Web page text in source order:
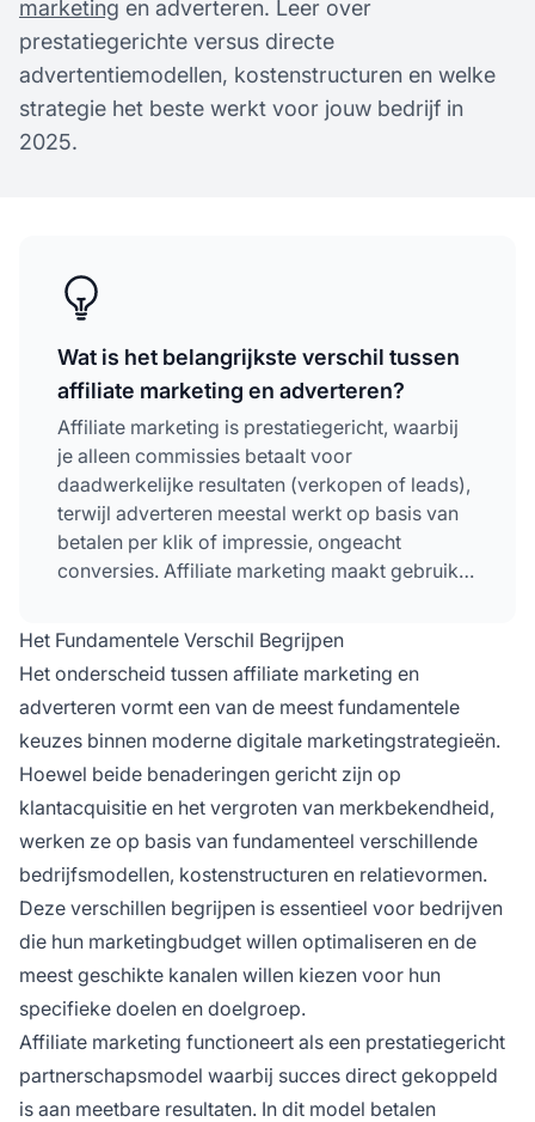
marketing en adverteren. Leer over
prestatiegerichte versus directe
advertentiemodellen, kostenstructuren en welke
strategie het beste werkt voor jouw bedrijf in
2025.
Wat is het belangrijkste verschil tussen
affiliate marketing en adverteren?
Affiliate marketing is prestatiegericht, waarbij
je alleen commissies betaalt voor
daadwerkelijke resultaten (verkopen of leads),
terwijl adverteren meestal werkt op basis van
betalen per klik of impressie, ongeacht
conversies. Affiliate marketing maakt gebruik
adverteren leunt op directe merkcommunicatie
en plaatsing op platforms.
Het Fundamentele Verschil Begrijpen
Het onderscheid tussen affiliate marketing en
adverteren vormt een van de meest fundamentele
keuzes binnen moderne digitale marketingstrategieën.
Hoewel beide benaderingen gericht zijn op
klantacquisitie en het vergroten van merkbekendheid,
werken ze op basis van fundamenteel verschillende
bedrijfsmodellen, kostenstructuren en relatievormen.
Deze verschillen begrijpen is essentieel voor bedrijven
die hun marketingbudget willen optimaliseren en de
meest geschikte kanalen willen kiezen voor hun
specifieke doelen en doelgroep.
Affiliate marketing functioneert als een prestatiegericht
partnerschapsmodel waarbij succes direct gekoppeld
is aan meetbare resultaten. In dit model betalen